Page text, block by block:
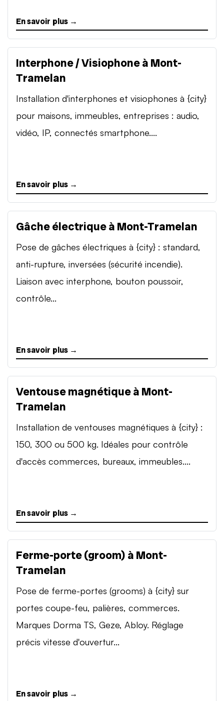
En savoir plus →
Interphone / Visiophone à Mont-
Tramelan
Installation d'interphones et visiophones à {city}
pour maisons, immeubles, entreprises : audio,
vidéo, IP, connectés smartphone....
En savoir plus →
Gâche électrique à Mont-Tramelan
Pose de gâches électriques à {city} : standard,
anti-rupture, inversées (sécurité incendie).
Liaison avec interphone, bouton poussoir,
contrôle...
En savoir plus →
Ventouse magnétique à Mont-
Tramelan
Installation de ventouses magnétiques à {city} :
150, 300 ou 500 kg. Idéales pour contrôle
d'accès commerces, bureaux, immeubles....
En savoir plus →
Ferme-porte (groom) à Mont-
Tramelan
Pose de ferme-portes (grooms) à {city} sur
portes coupe-feu, palières, commerces.
Marques Dorma TS, Geze, Abloy. Réglage
précis vitesse d'ouvertur...
En savoir plus →